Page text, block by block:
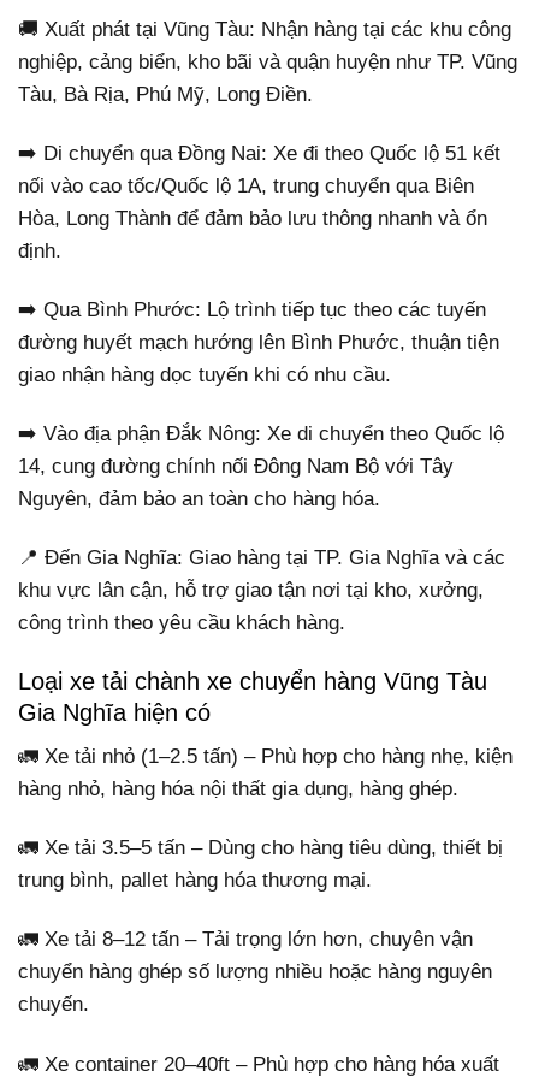
🚚 Xuất phát tại Vũng Tàu: Nhận hàng tại các khu công
nghiệp, cảng biển, kho bãi và quận huyện như TP. Vũng
Tàu, Bà Rịa, Phú Mỹ, Long Điền.
➡️ Di chuyển qua Đồng Nai: Xe đi theo Quốc lộ 51 kết
nối vào cao tốc/Quốc lộ 1A, trung chuyển qua Biên
Hòa, Long Thành để đảm bảo lưu thông nhanh và ổn
định.
➡️ Qua Bình Phước: Lộ trình tiếp tục theo các tuyến
đường huyết mạch hướng lên Bình Phước, thuận tiện
giao nhận hàng dọc tuyến khi có nhu cầu.
➡️ Vào địa phận Đắk Nông: Xe di chuyển theo Quốc lộ
14, cung đường chính nối Đông Nam Bộ với Tây
Nguyên, đảm bảo an toàn cho hàng hóa.
📍 Đến Gia Nghĩa: Giao hàng tại TP. Gia Nghĩa và các
khu vực lân cận, hỗ trợ giao tận nơi tại kho, xưởng,
công trình theo yêu cầu khách hàng.
Loại xe tải chành xe chuyển hàng Vũng Tàu
Gia Nghĩa hiện có
🚛 Xe tải nhỏ (1–2.5 tấn) – Phù hợp cho hàng nhẹ, kiện
hàng nhỏ, hàng hóa nội thất gia dụng, hàng ghép.
🚛 Xe tải 3.5–5 tấn – Dùng cho hàng tiêu dùng, thiết bị
trung bình, pallet hàng hóa thương mại.
🚛 Xe tải 8–12 tấn – Tải trọng lớn hơn, chuyên vận
chuyển hàng ghép số lượng nhiều hoặc hàng nguyên
chuyến.
🚛 Xe container 20–40ft – Phù hợp cho hàng hóa xuất